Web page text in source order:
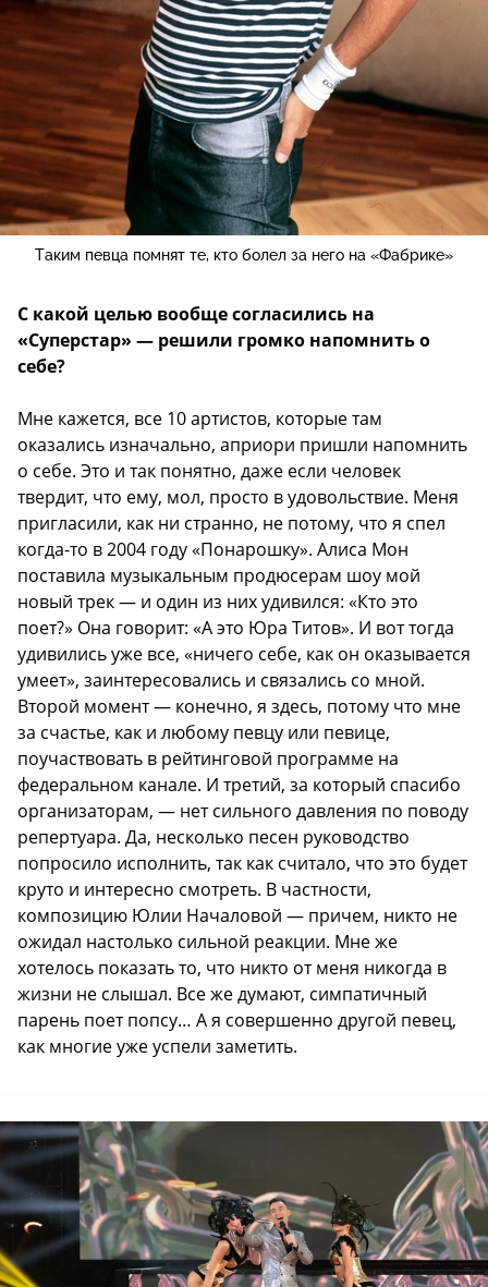
Таким певца помнят те, кто болел за него на «Фабрике»
С какой целью вообще согласились на
«Суперстар» — решили громко напомнить о
себе?
Мне кажется, все 10 артистов, которые там
оказались изначально, априори пришли напомнить
о себе. Это и так понятно, даже если человек
твердит, что ему, мол, просто в удовольствие. Меня
пригласили, как ни странно, не потому, что я спел
когда-то в 2004 году «Понарошку». Алиса Мон
поставила музыкальным продюсерам шоу мой
новый трек — и один из них удивился: «Кто это
поет?» Она говорит: «А это Юра Титов». И вот тогда
удивились уже все, «ничего себе, как он оказывается
умеет», заинтересовались и связались со мной.
Второй момент — конечно, я здесь, потому что мне
за счастье, как и любому певцу или певице,
поучаствовать в рейтинговой программе на
федеральном канале. И третий, за который спасибо
организаторам, — нет сильного давления по поводу
репертуара. Да, несколько песен руководство
попросило исполнить, так как считало, что это будет
круто и интересно смотреть. В частности,
композицию Юлии Началовой — причем, никто не
ожидал настолько сильной реакции. Мне же
хотелось показать то, что никто от меня никогда в
жизни не слышал. Все же думают, симпатичный
парень поет попсу… А я совершенно другой певец,
как многие уже успели заметить.